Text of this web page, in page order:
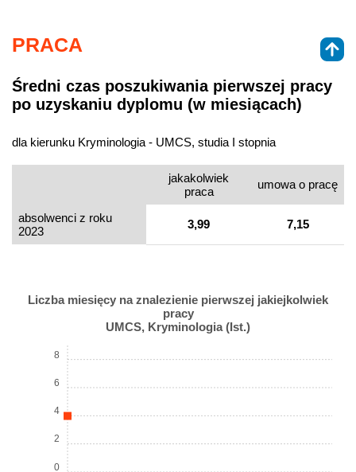
PRACA
Średni czas poszukiwania pierwszej pracy
po uzyskaniu dyplomu (w miesiącach)
dla kierunku Kryminologia - UMCS, studia I stopnia
jakakolwiek
praca
umowa o pracę
absolwenci z roku
2023
3,99 7,15
Liczba miesięcy na znalezienie pierwszej jakiejkolwiek
pracy
UMCS, Kryminologia (Ist.)
0
2
4
6
8